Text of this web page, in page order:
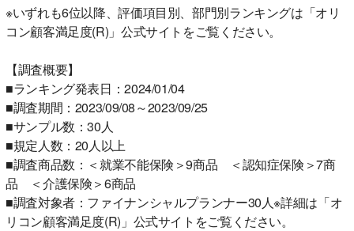
※いずれも6位以降、評価項目別、部門別ランキングは「オリ
コン顧客満足度(R)」公式サイトをご覧ください。
【調査概要】
■ランキング発表日：2024/01/04
■調査期間：2023/09/08～2023/09/25
■サンプル数：30人
■規定人数：20人以上
■調査商品数：＜就業不能保険＞9商品 ＜認知症保険＞7商
品 ＜介護保険＞6商品
■調査対象者：ファイナンシャルプランナー30人※詳細は「オ
リコン顧客満足度(R)」公式サイトをご覧ください。